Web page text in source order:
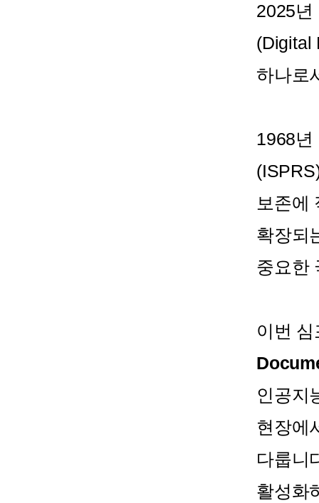
2025년
(Digital
하나로
1968
보존에
확장되
중요한
이번
인공지
현장에
다룹니
활성화